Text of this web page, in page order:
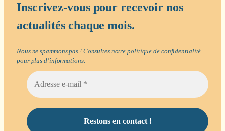
Inscrivez-vous pour recevoir nos
actualités chaque mois.
Nous ne spammons pas ! Consultez notrepolitique de confidentialité
pour plus d’informations.